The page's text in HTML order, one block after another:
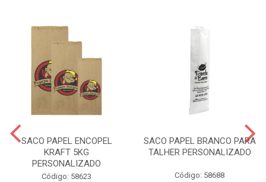
SACO PAPEL ENCOPEL
KRAFT 5KG
PERSONALIZADO
Código: 58623
SACO PAPEL BRANCO PARA
TALHER PERSONALIZADO
Código: 58688